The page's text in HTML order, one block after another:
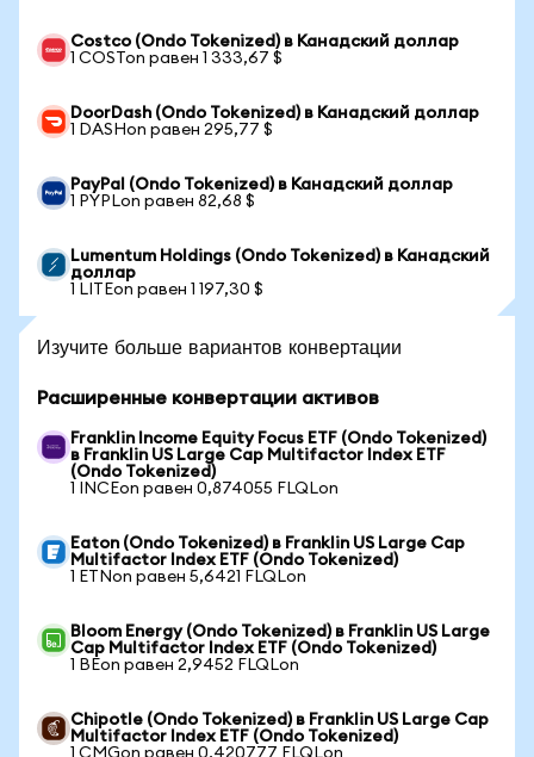
Costco (Ondo Tokenized) в Канадский доллар
1 COSTon равен 1 333,67 $
DoorDash (Ondo Tokenized) в Канадский доллар
1 DASHon равен 295,77 $
PayPal (Ondo Tokenized) в Канадский доллар
1 PYPLon равен 82,68 $
Lumentum Holdings (Ondo Tokenized) в Канадский
доллар
1 LITEon равен 1 197,30 $
Изучите больше вариантов конвертации
Расширенные конвертации активов
Franklin Income Equity Focus ETF (Ondo Tokenized)
в Franklin US Large Cap Multifactor Index ETF
(Ondo Tokenized)
1 INCEon равен 0,874055 FLQLon
Eaton (Ondo Tokenized) в Franklin US Large Cap
Multifactor Index ETF (Ondo Tokenized)
1 ETNon равен 5,6421 FLQLon
Bloom Energy (Ondo Tokenized) в Franklin US Large
Cap Multifactor Index ETF (Ondo Tokenized)
1 BEon равен 2,9452 FLQLon
Chipotle (Ondo Tokenized) в Franklin US Large Cap
Multifactor Index ETF (Ondo Tokenized)
1 CMGon равен 0,420777 FLQLon